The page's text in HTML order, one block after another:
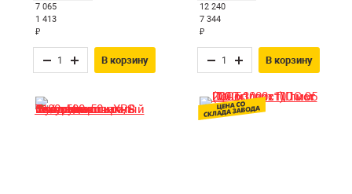
7 065
1 413
₽
В корзину
12 240
7 344
₽
В корзину